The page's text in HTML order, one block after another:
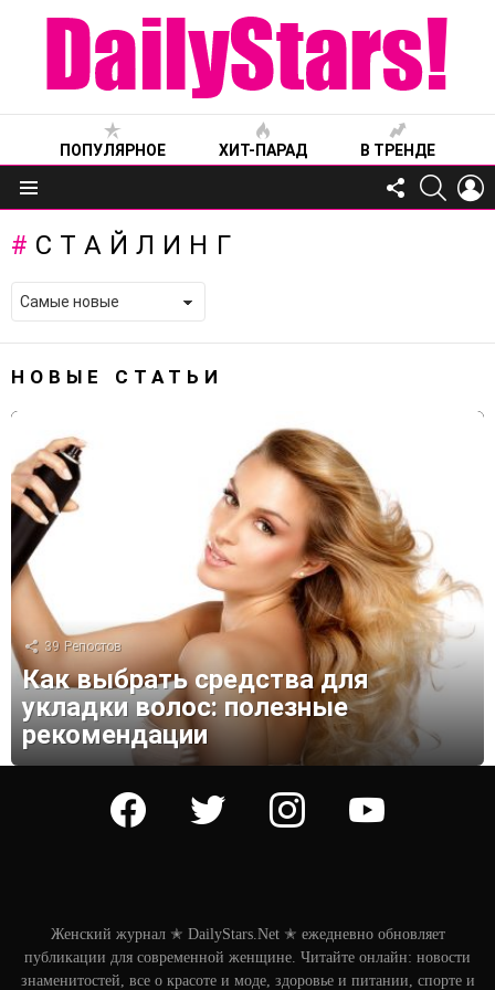
ПОПУЛЯРНОЕ ХИТ-ПАРАД В ТРЕНДЕ
Меню
FOLLOW
US
СТАЙЛИНГ
НОВЫЕ СТАТЬИ
39 Репостов
Как выбрать средства для
укладки волос: полезные
рекомендации
facebook twitter instagram youtube
Женский журнал ✭ DailyStars.Net ✭ ежедневно обновляет
публикации для современной женщине. Читайте онлайн: новости
знаменитостей, все о красоте и моде, здоровье и питании, спорте и